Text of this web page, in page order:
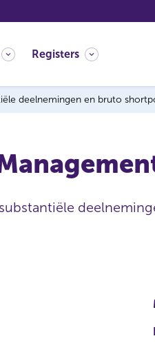
Registers
deelnemingen en bruto